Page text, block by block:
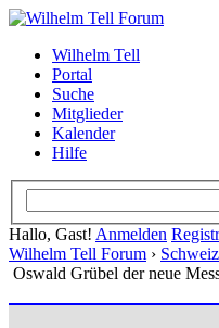
Wilhelm Tell
Portal
Suche
Mitglieder
Kalender
Hilfe
Hallo, Gast! Anmelden
Wilhelm Tell Forum › Schweiz
Oswald Grübel der neue